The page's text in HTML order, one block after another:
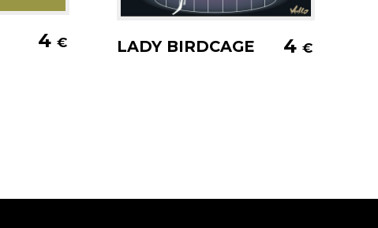
4 € LADY BIRDCAGE 4 €